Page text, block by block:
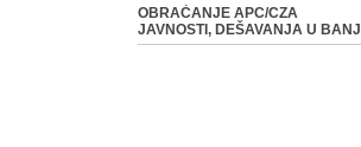
OBRAĆANJE APC/CZA
JAVNOSTI, DEŠAVANJA U BANJI